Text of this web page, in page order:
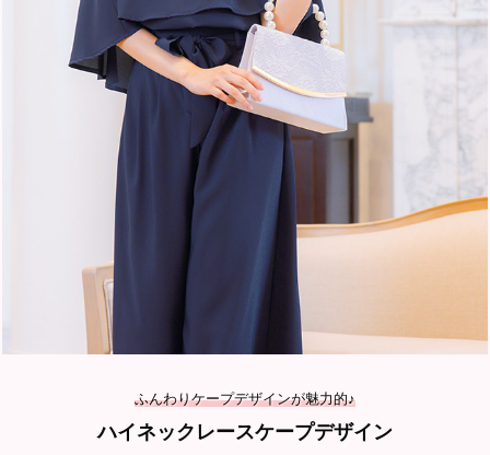
ふんわりケープデザインが魅力的♪
ハイネックレースケープデザイン